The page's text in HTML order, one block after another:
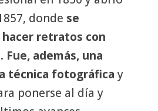
donde se
retratos con
además, una
técnica fotográfica y
ponerse al día y